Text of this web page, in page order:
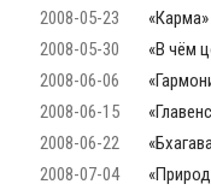
2008-05-23
«Карма»
2008-05-30
«В чём
2008-06-06
2008-06-15
2008-06-22
2008-07-04